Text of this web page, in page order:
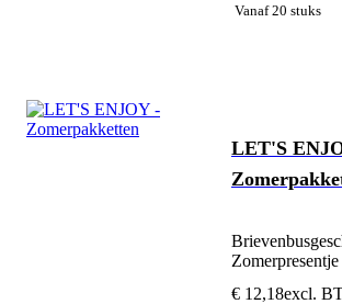
Vanaf 20 stuks
LET'S
Zomerpresentje
€ 12,18excl.